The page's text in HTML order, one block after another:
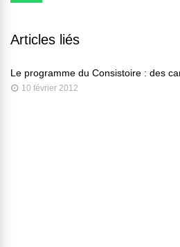
Articles liés
Le programme du Consistoire : des
10 février 2012